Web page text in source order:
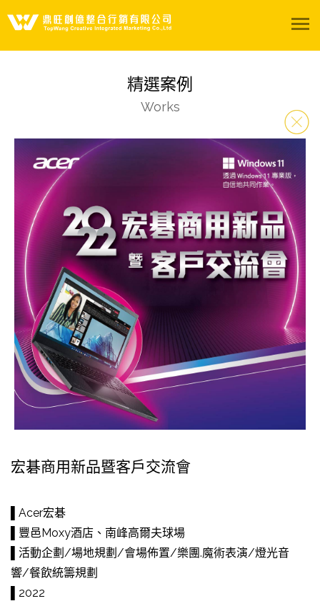
服務項目
精選案例
陽光聚所
聯絡我們
精選案例
Works
宏碁商用新品暨客戶交流會
▌Acer宏碁
▌豐邑Moxy酒店、南峰高爾夫球場
▌活動企劃/場地規劃/會場佈置/樂團.魔術表演/燈光音
響/餐飲統籌規劃
▌2022